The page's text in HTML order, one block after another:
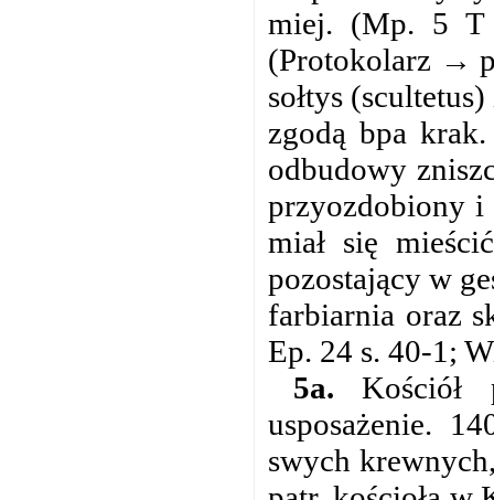
miej. (Mp. 5 T
(Protokolarz →
sołtys
zgodą bpa
odbudowy
przyozdobiony i
miał się
pozostający w
farbiarnia oraz
Ep. 24 s. 40-1;
5a. Kościół
usposażenie.
swych